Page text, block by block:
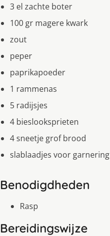
3 el zachte boter
100 gr magere kwark
zout
peper
paprikapoeder
1 rammenas
5 radijsjes
4 bieslooksprieten
4 sneetje grof brood
slablaadjes voor garnering
Benodigdheden
Rasp
Bereidingswijze